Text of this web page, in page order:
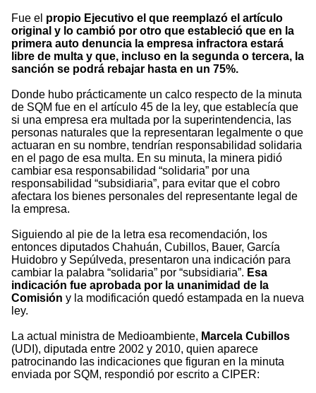
Fue el propio Ejecutivo el que reemplazó el artículo
original y lo cambió por otro que estableció que en la
primera auto denuncia la empresa infractora estará
libre de multa y que, incluso en la segunda o tercera, la
sanción se podrá rebajar hasta en un 75%.
Donde hubo prácticamente un calco respecto de la minuta
de SQM fue en el artículo 45 de la ley, que establecía que
si una empresa era multada por la superintendencia, las
personas naturales que la representaran legalmente o que
actuaran en su nombre, tendrían responsabilidad solidaria
en el pago de esa multa. En su minuta, la minera pidió
cambiar esa responsabilidad “solidaria” por una
responsabilidad “subsidiaria”, para evitar que el cobro
afectara los bienes personales del representante legal de
la empresa.
Siguiendo al pie de la letra esa recomendación, los
entonces diputados Chahuán, Cubillos, Bauer, García
Huidobro y Sepúlveda, presentaron una indicación para
cambiar la palabra “solidaria” por “subsidiaria”. Esa
indicación fue aprobada por la unanimidad de la
Comisión y la modificación quedó estampada en la nueva
ley.
La actual ministra de Medioambiente, Marcela Cubillos
(UDI), diputada entre 2002 y 2010, quien aparece
patrocinando las indicaciones que figuran en la minuta
enviada por SQM, respondió por escrito a CIPER: